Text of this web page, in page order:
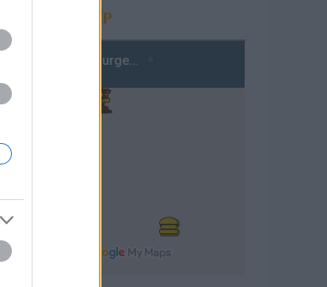
BURGERTÉRKÉP